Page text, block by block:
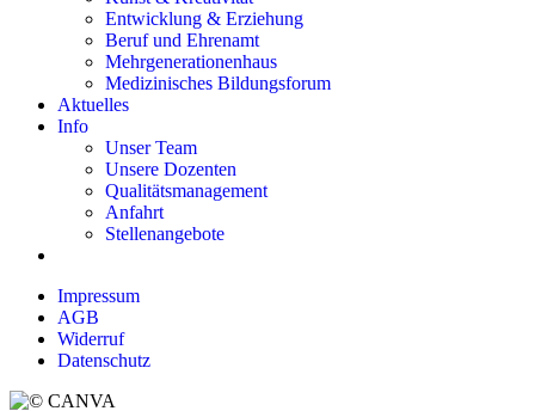
Entwicklung & Erziehung
Beruf und Ehrenamt
Mehrgenerationenhaus
Medizinisches Bildungsforum
Aktuelles
Info
Unser Team
Unsere Dozenten
Qualitätsmanagement
Anfahrt
Stellenangebote
Impressum
AGB
Widerruf
Datenschutz